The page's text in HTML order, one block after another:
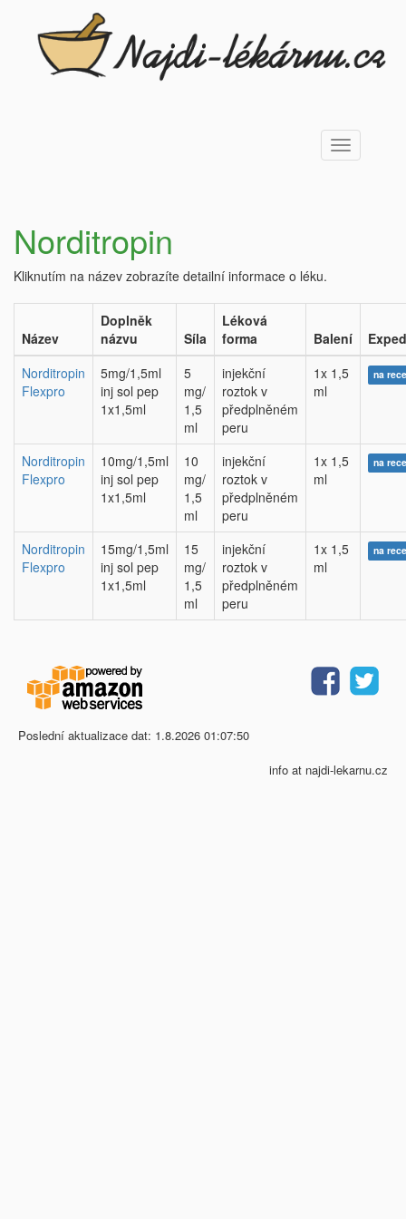
Toggle
navigation
Norditropin
Kliknutím na název zobrazíte detailní informace o léku.
Název
Doplněk
názvu
Síla
Léková
forma
Balení
Norditropin
Flexpro
5mg/1,5ml
inj sol pep
1x1,5ml
5
mg/
1,5
ml
injekční
roztok v
předplněném
peru
1x 1,5
ml
na
Norditropin
Flexpro
10mg/1,5ml
inj sol pep
1x1,5ml
10
mg/
1,5
ml
injekční
roztok v
předplněném
peru
1x 1,5
ml
na
Norditropin
Flexpro
15mg/1,5ml
inj sol pep
1x1,5ml
15
mg/
1,5
ml
injekční
roztok v
předplněném
peru
1x 1,5
ml
na
Poslední aktualizace dat: 1.8.2026 01:07:50
info at najdi-lekarnu.cz